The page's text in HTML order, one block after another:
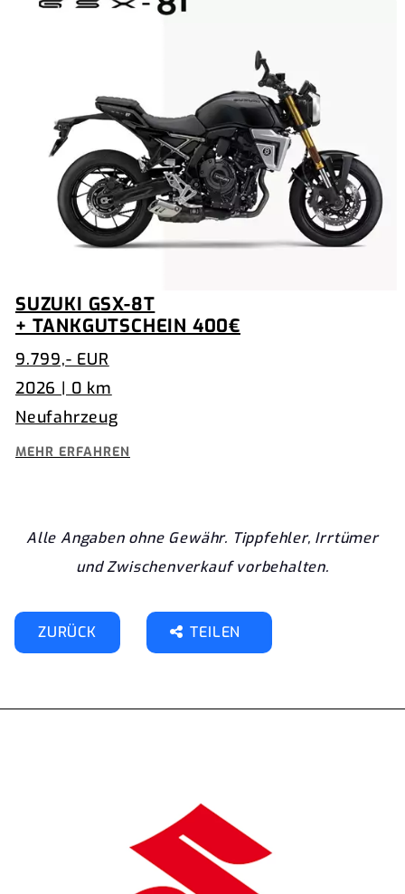
SUZUKI GSX-8T
+ TANKGUTSCHEIN 400€
9.799,- EUR
2026 | 0 km
Neufahrzeug
MEHR ERFAHREN
Alle Angaben ohne Gewähr. Tippfehler, Irrtümer
und Zwischenverkauf vorbehalten.
ZURÜCK TEILEN